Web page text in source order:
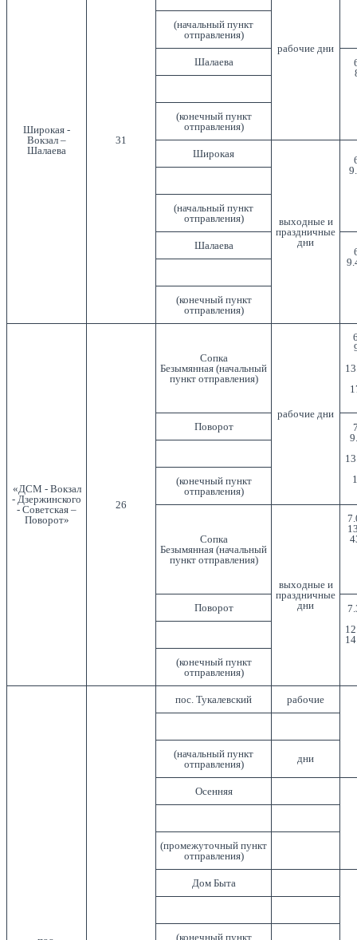
Широкая -
Вокзал –
Шалаева
31
рабочие дни
(начальный пункт
отправления)
Шалаева
(конечный пункт
отправления)
Широкая
выходные и
праздничные
дни
(начальный пункт
отправления)
Шалаева
(конечный пункт
отправления)
«ДСМ - Вокзал
- Дзержинского
- Советская –
Поворот»
26
Сопка
Безымянная (начальный
пункт отправления)
рабочие дни
Поворот
(конечный пункт
отправления)
Сопка
Безымянная (начальный
пункт отправления)
выходные и
праздничные
дни
Поворот
(конечный пункт
отправления)
пос. Тукалевский рабочие
(начальный пункт
отправления)
дни
Осенняя
(промежуточный пункт
отправления)
Дом Быта
(конечный пункт